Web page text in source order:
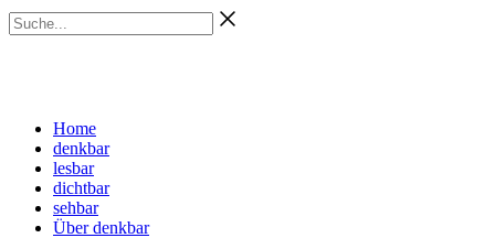
Zum
Inhalt
Suche...
Home
denkbar
lesbar
dichtbar
sehbar
Über denkbar